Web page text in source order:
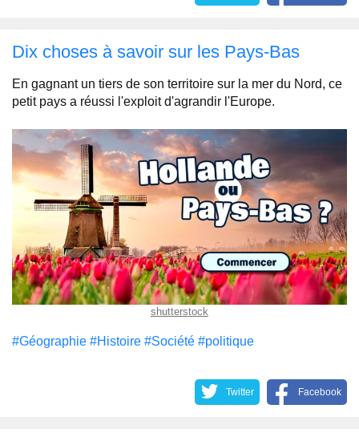
Dix choses à savoir sur les Pays-Bas
En gagnant un tiers de son territoire sur la mer du Nord, ce
petit pays a réussi l'exploit d'agrandir l'Europe.
shutterstock
#Géographie #Histoire #Société #politique
Twitter Facebook